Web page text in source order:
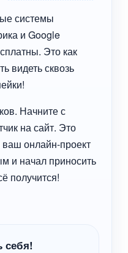
системы
и Google
Это как
видеть сквозь
Начните с
на сайт. Это
онлайн-проект
и начал приносить
получится!
себя!